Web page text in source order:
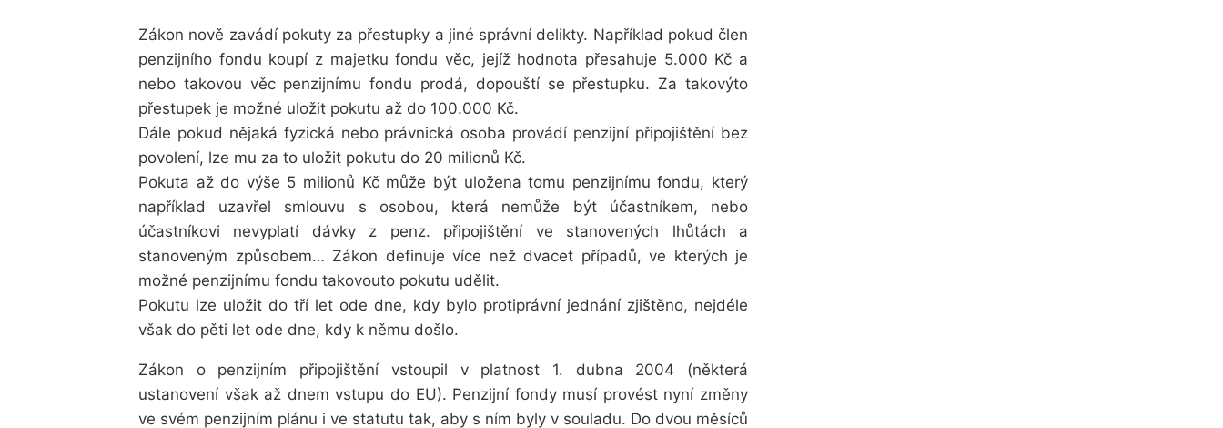
Zákon nově zavádí pokuty za přestupky a jiné správní delikty. Například pokud člen
penzijního fondu koupí z majetku fondu věc, jejíž hodnota přesahuje 5.000 Kč a
nebo takovou věc penzijnímu fondu prodá, dopouští se přestupku. Za takovýto
přestupek je možné uložit pokutu až do 100.000 Kč.
Dále pokud nějaká fyzická nebo právnická osoba provádí penzijní připojištění bez
povolení, lze mu za to uložit pokutu do 20 milionů Kč.
Pokuta až do výše 5 milionů Kč může být uložena tomu penzijnímu fondu, který
například uzavřel smlouvu s osobou, která nemůže být účastníkem, nebo
účastníkovi nevyplatí dávky z penz. připojištění ve stanovených lhůtách a
stanoveným způsobem… Zákon definuje více než dvacet případů, ve kterých je
možné penzijnímu fondu takovouto pokutu udělit.
Pokutu lze uložit do tří let ode dne, kdy bylo protiprávní jednání zjištěno, nejdéle
však do pěti let ode dne, kdy k němu došlo.
Zákon o penzijním připojištění vstoupil v platnost 1. dubna 2004 (některá
ustanovení však až dnem vstupu do EU). Penzijní fondy musí provést nyní změny
ve svém penzijním plánu i ve statutu tak, aby s ním byly v souladu. Do dvou měsíců